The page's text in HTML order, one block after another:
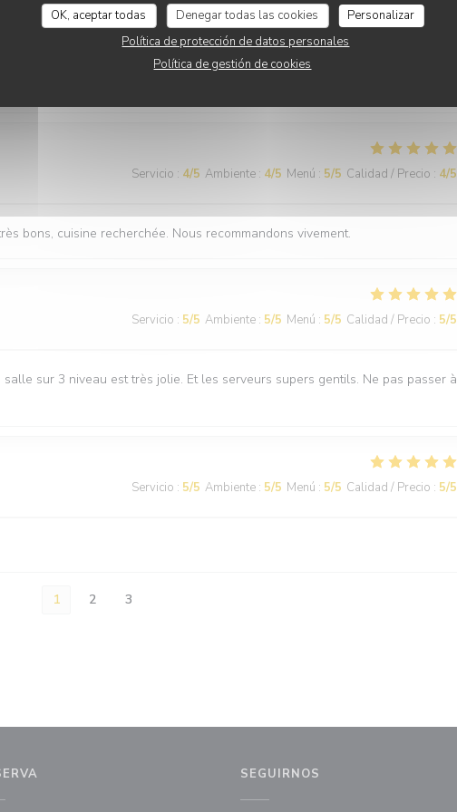
OK, aceptar todas Denegar todas las cookies
Personalizar
Política de protección de datos personales
Política de gestión de cookies
Servicio:5/5 Ambiente:5/5 Menú:5 /5 Calidad / Precio
mélanges qu'on ne retrouve pas ailleurs, avec un service au petit soin et
les occasions, n'hésitez pas,
Servicio : 4/5 Ambiente : 4/5 Menú : 5/5 Calidad / Precio : 4/5
bons, cuisine recherchée. Nous recommandons vivement.
Servicio : 5/5 Ambiente : 5/5 Menú : 5/5 Calidad / Precio : 5/5
sur 3 niveau est très jolie. Et les serveurs supers gentils. Ne pas passer à
Servicio : 5/5 Ambiente : 5/5 Menú : 5/5 Calidad / Precio : 5/5
1 2 3
SEGUIRNOS